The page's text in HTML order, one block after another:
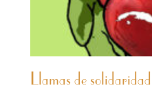
Llamas de solidaridad